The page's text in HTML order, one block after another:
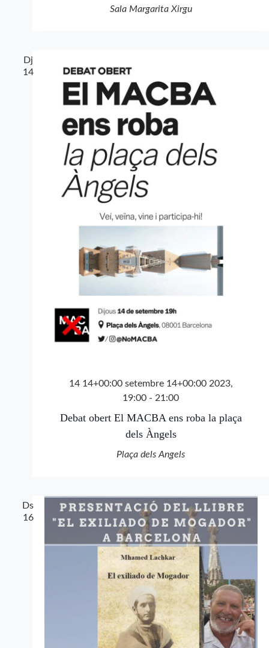
Sala Margarita Xirgu
Dj
14
14 14+00:00 setembre 14+00:00 2023,
19:00 - 21:00
Debat obert El MACBA ens roba la plaça
dels Àngels
Plaça dels Angels
Ds
16